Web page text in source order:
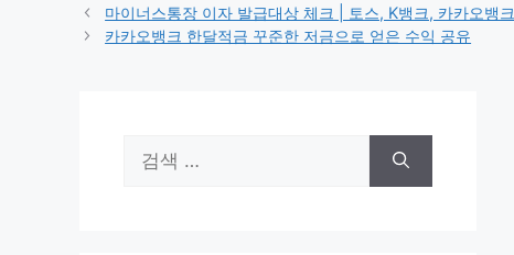
고
리
그
마이너스통장 이자 발급대상 체크 | 토스, K뱅크, 카카오뱅크
카카오뱅크 한달적금 꾸준한 저금으로 얻은 수익 공유
색: